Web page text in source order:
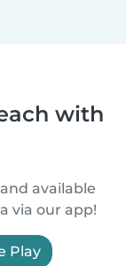
with
available
via our app!
Play